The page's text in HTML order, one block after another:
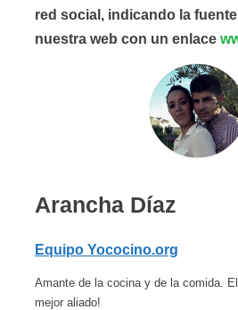
red social, indicando la
nuestra web con un enlace
Arancha Díaz
Equipo Yococino.org
Amante de la cocina y de la comida.
mejor aliado!